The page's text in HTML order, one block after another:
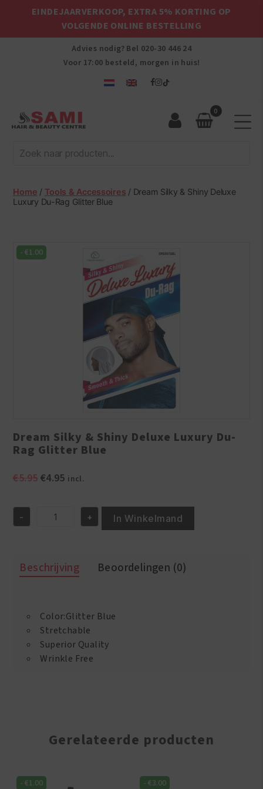
EINDEJAARVERKOOP, EXTRA 5% KORTING OP
VOLGENDE ONLINE BESTELLING
Advies nodig? Bel 020-30 446 24
Voor 17:00 besteld, morgen in huis!
Afro
Hair
Beauty
Centre
0
Home / Tools & Accessoires / Dream Silky & Shiny Deluxe
Luxury Du-Rag Glitter Blue
-€1.00
Dream Silky & Shiny Deluxe Luxury Du-
Rag Glitter Blue
€5.95 Oorspronkelijke
€5.95.
€4.95Huidige
€4.95.
incl.
Dream
Deluxe
Luxury
Glitter
Blue
- + In Winkelmand
Beschrijving Beoordelingen (0)
Color:Glitter Blue
Stretchable
Superior Quality
Wrinkle Free
Gerelateerde producten
-€1.00 -€3.00